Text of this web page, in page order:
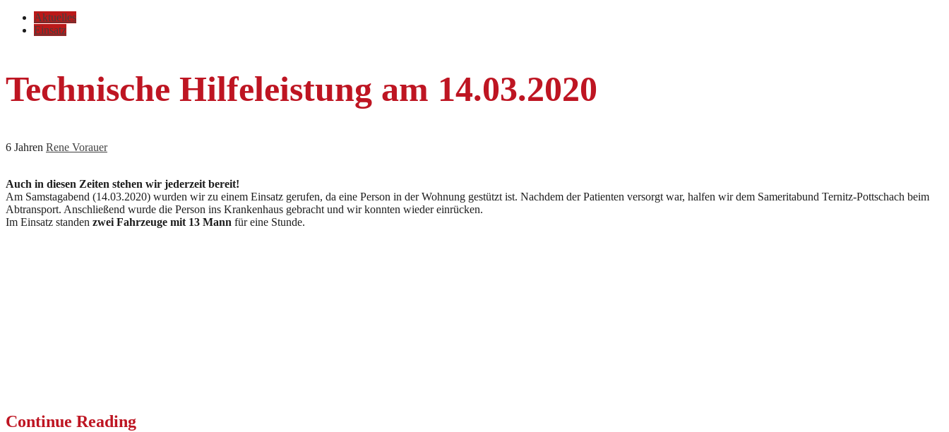
Aktuelles
Einsatz
Technische Hilfeleistung am 14.03.2020
6 Jahren Rene Vorauer
Auch in diesen Zeiten stehen wir jederzeit bereit!
Am Samstagabend (14.03.2020) wurden wir zu einem Einsatz gerufen, da eine Person in der Wohnung gestützt ist. Nachdem der Patienten versorgt war, halfen wir dem Sameritabund Ternitz-Pottschach beim
Abtransport. Anschließend wurde die Person ins Krankenhaus gebracht und wir konnten wieder einrücken.
Im Einsatz standen zwei Fahrzeuge mit 13 Mann für eine Stunde.
Continue Reading